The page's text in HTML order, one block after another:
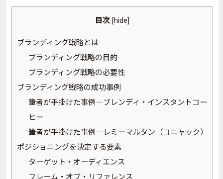
目次 [hide]
ブランディング戦略とは
ブランディング戦略の目的
ブランディング戦略の必要性
ブランディング戦略の成功事例
筆者が手掛けた事例―ブレンディ・インスタントコー
ヒー
筆者が手掛けた事例―レミーマルタン（コニャック）
ポジショニングを決定する要素
ターゲット・オーディエンス
フレーム・オブ・リファレンス